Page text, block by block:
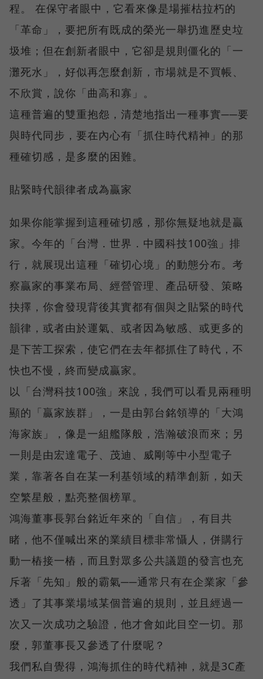
程。 在保守者眼中，它看來像是場摧枯拉朽的
「革命」，要把所有既成的榮光一舉扔進歷史垃
圾堆；但在創新者眼中，它卻是規則僵化的「一
灘死水」，好似再怎麼創新，市場就是不買帳、
不欣賞，說你「曲高和寡」。
這種普遍的雙重抱怨，清楚地指出一種事實──要
與時代同步，要在內心有「抓住時代精神」的那
種確切感，是多麼的困難。
貼緊時代韻律者成為贏家
如果你能掌握到這種確切感，那你無疑地就是贏
家。今年的「台灣．世界．中國科技100強」排
行，就展現出這種「確切心境」的動態分布。考
察贏家的事業布局、經營管理、產品研發、策略
抉擇，你會發現背後其實都有個與之貼緊的時代
韻律，或者由於運氣、或者因為敏感、或更多的
是下苦工探索，使它們在去年都抓住了時代，不
快也不慢，終而變成贏家。
以「台灣科技100強」來說，我們可以看見兩種明
顯的「贏家族群」，一是由郭台銘領導的「大鴻
海家族」，像是一組艦隊般，浩瀚破浪而來；另
一則是由宏達電子、茂迪、威剛等中小型電子
業，靠著各自在某一利基領域的精準創新，如天
空繁星般，點亮整個榜單。
鴻海董事長郭台銘近年來的「自信」，有目共
睹，他不僅喊出來的業績目標非常懾人，併購行
動一樁接一樁，而且對眾多公共議題的發言也充
斥著「先知」般的霸氣──通常只有在企業家「參
透」了其事業場域某個普遍的規則，並且經過一
次又一次成功之驗證，他才會如此目空一切。那
麼，郭董事長又參透了什麼呢？
我們私自覺得，鴻海抓住的時代精神，就是3C產